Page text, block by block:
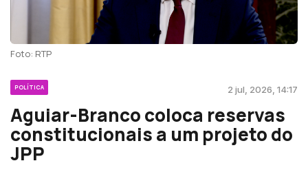
Foto: RTP
POLÍTICA 2 jul, 2026, 14:17
Aguiar-Branco coloca reservas
constitucionais a um projeto do
JPP